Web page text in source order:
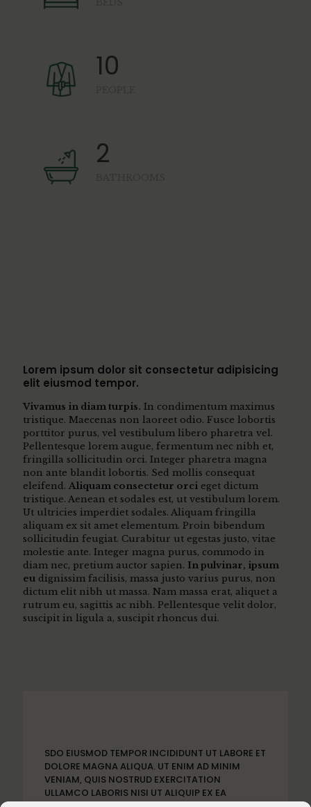
10
2
Lorem ipsum dolor sit consectetur adipisicing
elit eiusmod tempor.
Vivamus in diam turpis. In condimentum maximus
tristique. Maecenas non laoreet odio. Fusce lobortis
porttitor purus, vel vestibulum libero pharetra vel.
Pellentesque lorem augue, fermentum nec nibh et,
fringilla sollicitudin orci. Integer pharetra magna
non ante blandit lobortis. Sed mollis consequat
eleifend. Aliquam consectetur orci eget dictum
tristique. Aenean et sodales est, ut vestibulum lorem.
Ut ultricies imperdiet sodales. Aliquam fringilla
aliquam ex sit amet elementum. Proin bibendum
sollicitudin feugiat. Curabitur ut egestas justo, vitae
molestie ante. Integer magna purus, commodo in
diam nec, pretium auctor sapien. In pulvinar, ipsum
eu dignissim facilisis, massa justo varius purus, non
dictum elit nibh ut massa. Nam massa erat, aliquet a
rutrum eu, sagittis ac nibh. Pellentesque velit dolor,
suscipit in ligula a, suscipit rhoncus dui.
SDO EIUSMOD TEMPOR INCIDIDUNT UT LABORE ET
DOLORE MAGNA ALIQUA. UT ENIM AD MINIM
VENIAM, QUIS NOSTRUD EXERCITATION
ULLAMCO LABORIS NISI UT ALIQUIP EX EA